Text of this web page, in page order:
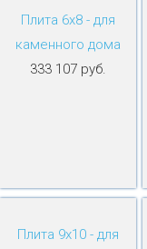
Плита 6х8 - для
каменного дома
333 107 руб.
Плита 9х10 - для